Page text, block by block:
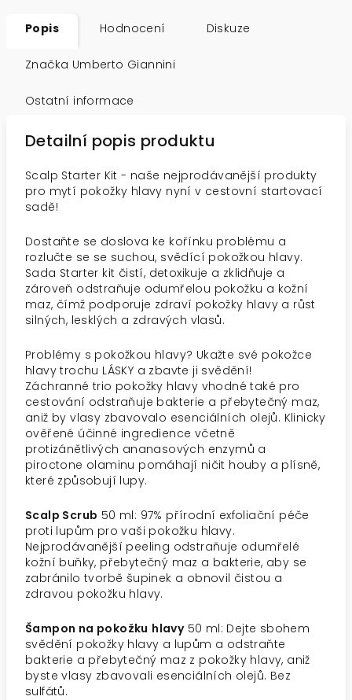
Popis Hodnocení Diskuze
Značka Umberto Giannini
Ostatní informace
Detailní popis produktu
Scalp Starter Kit - naše nejprodávanější produkty
pro mytí pokožky hlavy nyní v cestovní startovací
sadě!
Dostaňte se doslova ke kořínku problému a
rozlučte se se suchou, svědící pokožkou hlavy.
Sada Starter kit čistí, detoxikuje a zklidňuje a
zároveň odstraňuje odumřelou pokožku a kožní
maz, čímž podporuje zdraví pokožky hlavy a růst
silných, lesklých a zdravých vlasů.
Problémy s pokožkou hlavy? Ukažte své pokožce
hlavy trochu LÁSKY a zbavte ji svědění!
Záchranné trio pokožky hlavy vhodné také pro
cestování odstraňuje bakterie a přebytečný maz,
aniž by vlasy zbavovalo esenciálních olejů. Klinicky
ověřené účinné ingredience včetně
protizánětlivých ananasových enzymů a
piroctone olaminu pomáhají ničit houby a plísně,
které způsobují lupy.
Scalp Scrub 50 ml: 97% přírodní exfoliační péče
proti lupům pro vaši pokožku hlavy.
Nejprodávanější peeling odstraňuje odumřelé
kožní buňky, přebytečný maz a bakterie, aby se
zabránilo tvorbě šupinek a obnovil čistou a
zdravou pokožku hlavy.
Šampon na pokožku hlavy50 ml: Dejte sbohem
svědění pokožky hlavy a lupům a odstraňte
bakterie a přebytečný maz z pokožky hlavy, aniž
byste vlasy zbavovali esenciálních olejů. Bez
sulfátů.